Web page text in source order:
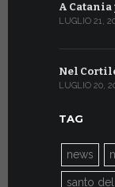
A
LUGLIO 21,
Nel
LUGLIO 20,
TAG
news
santo